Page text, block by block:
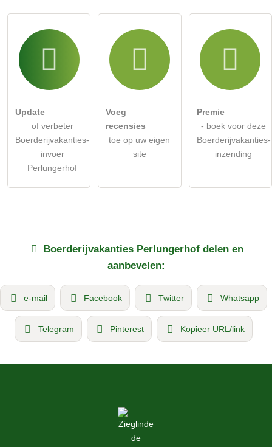
Update
of verbeter
Boerderijvakanties-
invoer
Perlungerhof
Voeg
recensies
toe op uw eigen
site
Premie
- boek voor deze
Boerderijvakanties-
inzending
Boerderijvakanties Perlungerhofdelen en
aanbevelen:
e-mail Facebook Twitter Whatsapp
Telegram Pinterest Kopieer URL/link